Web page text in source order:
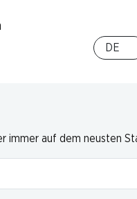
DE
immer auf dem neusten